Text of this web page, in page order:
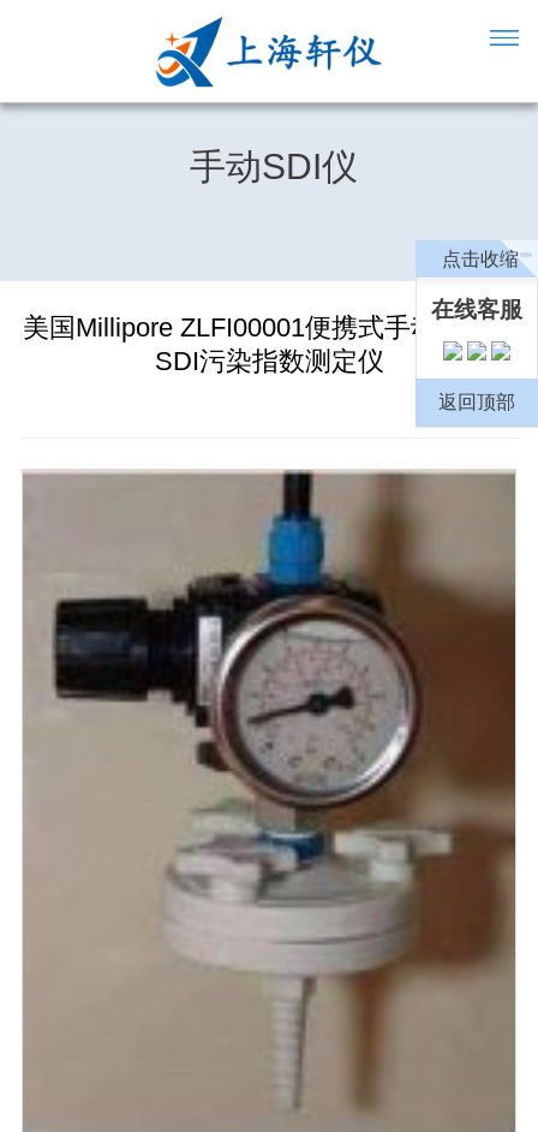
手动SDI仪
美国Millipore ZLFI00001便携式手动密理博
SDI污染指数测定仪
点击收缩
在线客服
返回顶部